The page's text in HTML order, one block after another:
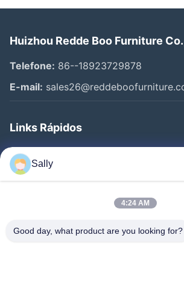
Huizhou Redde Boo Furniture
Telefone: 86--18923729878
E-mail:
Links Rápidos
Casa
Produtos
Fábrica
Sally
4:24 AM
Good day, what product are you looking for?